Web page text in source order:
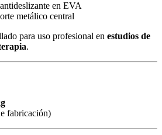
en EVA
metálico central
para uso profesional en estudios de
.
fabricación)